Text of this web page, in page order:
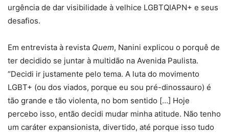
urgência de dar visibilidade à velhice LGBTQIAPN+ e seus
desafios.
Em entrevista à revista Quem, Nanini explicou o porquê de
ter decidido se juntar à multidão na Avenida Paulista.
“Decidi ir justamente pelo tema. A luta do movimento
LGBT+ (ou dos viados, porque eu sou pré-dinossauro) é
tão grande e tão violenta, no bom sentido […] Hoje
percebo isso, então decidi mudar minha atitude. Não tenho
um caráter expansionista, divertido, até porque isso tudo